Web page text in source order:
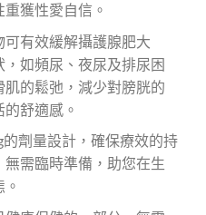
獲性愛自信。
可有效緩解攝護腺肥大
，如頻尿、夜尿及排尿困
的鬆弛，減少對膀胱的
舒適感。
的劑量設計，確保療效的持
需臨時準備，助您在生